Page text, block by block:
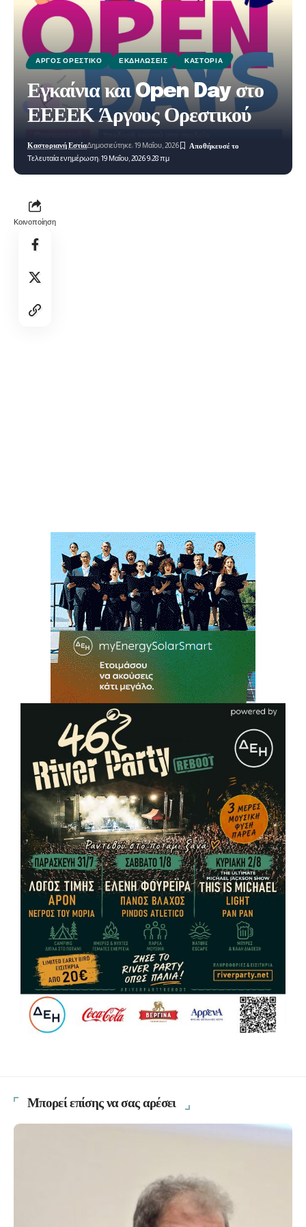
ΆΡΓΟΣ ΟΡΕΣΤΙΚΌ ΕΚΔΗΛΏΣΕΙΣ ΚΑΣΤΟΡΙΆ
Εγκαίνια και Open Day στο
ΕΕΕΕΚ Άργους Ορεστικού
Τελευταία ενημέρωση: 19 Μαΐου, 2026 9:28 πμ
Καστοριανή ΕστίαΔημοσιεύτηκε: 19 Μαΐου, 2026
Κοινοποίηση
Μπορεί επίσης να σας αρέσει